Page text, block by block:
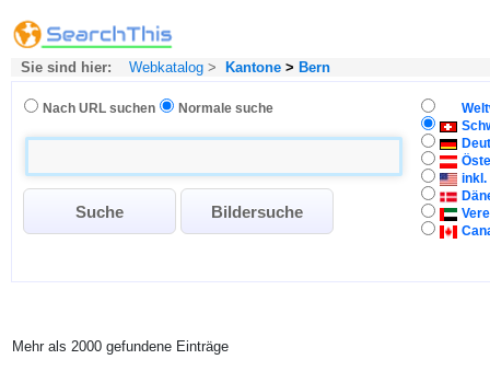
Sie sind hier: Webkatalog > Kantone > Bern
Nach URL suchen Normale suche
inkl.
Mehr als 2000 gefundene Einträge